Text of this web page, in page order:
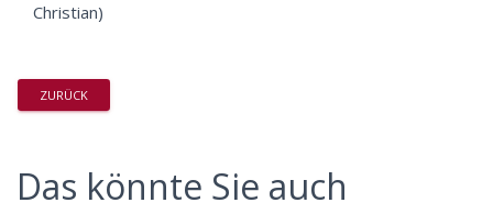
Christian)
ZURÜCK
Das könnte Sie auch